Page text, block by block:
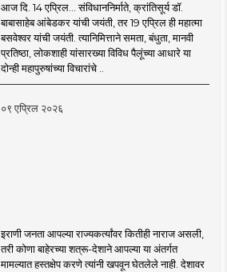
आज दि. 14 एप्रिल... संविधाननिर्माते, क्रांतिसूर्य डॉ.
बाबासाहेब आंबेडकर यांची जयंती, तर 19 एप्रिल ही महात्मा
बसवेश्वर यांची जयंती. त्यानिमित्ताने समता, बंधुता, मानवी
प्रतिष्ठा, लोकशाही यांसारख्या विविध पैलूंच्या आधारे या
दोन्ही महापुरुषांच्या विचारांचे ..
०९ एप्रिल २०२६
इराणी जनता आपल्या राज्यकर्त्यांवर कितीही नाराज असली,
तरी कोणा बाहेरच्या शत्रू-देशाने आपल्या या अंतर्गत
मामल्यात हस्तक्षेप करणे त्यांनी खपवून घेतलेले नाही. देशावर